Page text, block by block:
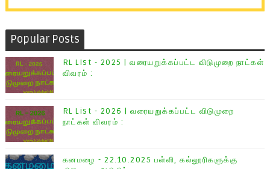
Popular Posts
RL List - 2025 | வரையறுக்கப்பட்ட விடுமுறை நாட்கள்
விவரம் :
RL List - 2026 | வரையறுக்கப்பட்ட விடுமுறை
நாட்கள் விவரம் :
கனமழை - 22.10.2025 பள்ளி, கல்லூரிகளுக்கு